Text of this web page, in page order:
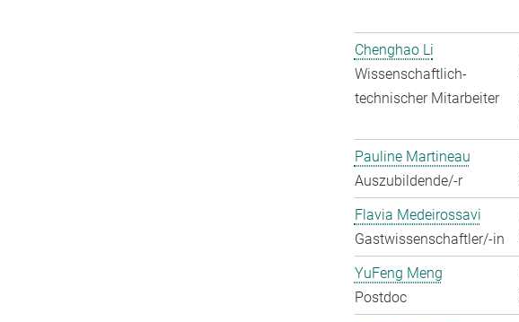
Chenghao Li
Wissenschaftlich-
technischer Mitarbeiter
Pauline Martineau
Auszubildende/-r
Flavia Medeirossavi
Gastwissenschaftler/-in
YuFeng Meng
Postdoc